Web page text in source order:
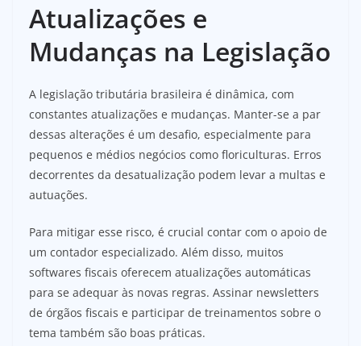
Atualizações e
Mudanças na Legislação
A legislação tributária brasileira é dinâmica, com
constantes atualizações e mudanças. Manter-se a par
dessas alterações é um desafio, especialmente para
pequenos e médios negócios como floriculturas. Erros
decorrentes da desatualização podem levar a multas e
autuações.
Para mitigar esse risco, é crucial contar com o apoio de
um contador especializado. Além disso, muitos
softwares fiscais oferecem atualizações automáticas
para se adequar às novas regras. Assinar newsletters
de órgãos fiscais e participar de treinamentos sobre o
tema também são boas práticas.